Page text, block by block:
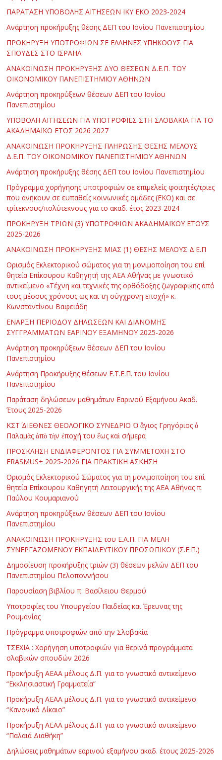
ΠΑΡΑΤΑΣΗ ΥΠΟΒΟΛΗΣ ΑΙΤΗΣΕΩΝ ΙΚΥ ΕΚΟ 2023-2024
Ανάρτηση προκήρυξης θέσης ΔΕΠ του Ιονίου Πανεπιστημίου
ΠΡΟΚΗΡΥΞΗ ΥΠΟΤΡΟΦΙΩΝ ΣΕ ΕΛΛΗΝΕΣ ΥΠΗΚΟΟΥΣ ΓΙΑ
ΣΠΟΥΔΕΣ ΣΤΟ ΙΣΡΑΗΛ
ΑΝΑΚΟΙΝΩΣΗ ΠΡΟΚΗΡΥΞΗΣ ΔΥΟ ΘΕΣΕΩΝ Δ.Ε.Π. ΤΟΥ
ΟΙΚΟΝΟΜΙΚΟΥ ΠΑΝΕΠΙΣΤΗΜΙΟΥ ΑΘΗΝΩΝ
Ανάρτηση προκηρύξεων θέσεων ΔΕΠ του Ιονίου
Πανεπιστημίου
ΥΠΟΒΟΛΗ ΑΙΤΗΣΕΩΝ ΓΙΑ ΥΠΟΤΡΟΦΙΕΣ ΣΤΗ ΣΛΟΒΑΚΙΑ ΓΙΑ ΤΟ
ΑΚΑΔΗΜΑΪΚΟ ΕΤΟΣ 2026 2027
ΑΝΑΚΟΙΝΩΣΗ ΠΡΟΚΗΡΥΞΗΣ ΠΛΗΡΩΣΗΣ ΘΕΣΗΣ ΜΕΛΟΥΣ
Δ.Ε.Π. ΤΟΥ ΟΙΚΟΝΟΜΙΚΟΥ ΠΑΝΕΠΙΣΤΗΜΙΟΥ ΑΘΗΝΩΝ
Ανάρτηση προκήρυξης θέσης ΔΕΠ του Ιονίου Πανεπιστημίου
Πρόγραμμα χορήγησης υποτροφιών σε επιμελείς φοιτητές/τριες
που ανήκουν σε ευπαθείς κοινωνικές ομάδες (ΕΚΟ) και σε
τρίτεκνους/πολύτεκνους για το ακαδ. έτος 2023-2024
ΠΡΟΚΗΡΥΞΗ ΤΡΙΩΝ (3) ΥΠΟΤΡΟΦΙΩΝ ΑΚΑΔΗΜΑΪΚΟΥ ΕΤΟΥΣ
2025-2026
ΑΝΑΚΟΙΝΩΣΗ ΠΡΟΚΗΡΥΞΗΣ ΜΙΑΣ (1) ΘΕΣΗΣ ΜΕΛΟΥΣ Δ.Ε.Π
Ορισμός Εκλεκτορικού σώματος για τη μονιμοποίηση του επί
θητεία Επίκουρου Καθηγητή της ΑΕΑ Αθήνας με γνωστικό
αντικείμενο «Τέχνη και τεχνικές της ορθόδοξης ζωγραφικής από
τους μέσους χρόνους ως και τη σύγχρονη εποχή» κ.
Κωνσταντίνου Βαφειάδη
ΕΝΑΡΞΗ ΠΕΡΙΟΔΟΥ ΔΗΛΩΣΕΩΝ ΚΑΙ ΔΙΑΝΟΜΗΣ
ΣΥΓΓΡΑΜΜΑΤΩΝ ΕΑΡΙΝΟΥ ΕΞΑΜΗΝΟΥ 2025-2026
Ανάρτηση προκηρύξεων θέσεων ΔΕΠ του Ιονίου
Πανεπιστημίου
Ανάρτηση Προκήρυξης θέσεων Ε.Τ.Ε.Π. του Ιονίου
Πανεπιστημίου
Παράταση δηλώσεων μαθημάτων Εαρινού Εξαμήνου Ακαδ.
Έτους 2025-2026
ΚΣΤ΄ ΔΙΕΘΝΕΣ ΘΕΟΛΟΓΙΚΟ ΣΥΝΕΔΡΙΟ Ὁ ἅγιος Γρηγόριος ὁ
Παλαμᾶς ἀπὸ τὴν ἐποχή του ἕως καὶ σήμερα
ΠΡΟΣΚΛΗΣΗ ΕΝΔΙΑΦΕΡΟΝΤΟΣ ΓΙΑ ΣΥΜΜΕΤΟΧΗ ΣΤΟ
ERASMUS+ 2025-2026 ΓΙΑ ΠΡΑΚΤΙΚΗ ΑΣΚΗΣΗ
Ορισμός Εκλεκτορικού Σώματος για τη μονιμοποίηση του επί
θητεία Επίκουρου Καθηγητή Λειτουργικής της ΑΕΑ Αθήνας π.
Παύλου Κουμαριανού
Ανάρτηση προκηρύξεων θέσεων ΔΕΠ του Ιονίου
Πανεπιστημίου
ΑΝΑΚΟΙΝΩΣΗ ΠΡΟΚΗΡΥΞΗΣ του Ε.Α.Π. ΓΙΑ ΜΕΛΗ
ΣΥΝΕΡΓΑΖΟΜΕΝΟΥ ΕΚΠΑΙΔΕΥΤΙΚΟΥ ΠΡΟΣΩΠΙΚΟΥ (Σ.Ε.Π.)
Δημοσίευση προκήρυξης τριών (3) θέσεων μελών ΔΕΠ του
Πανεπιστημίου Πελοποννήσου
Παρουσίαση βιβλίου π. Βασίλειου Θερμού
Υποτροφίες του Υπουργείου Παιδείας και Έρευνας της
Ρουμανίας
Πρόγραμμα υποτροφιών από την Σλοβακία
ΤΣΕΧΙΑ : Χορήγηση υποτροφιών για θερινά προγράμματα
σλαβικών σπουδών 2026
Προκήρυξη ΑΕΑΑ μέλους Δ.Π. για το γνωστικό αντικείμενο
“Εκκλησιαστική Γραμματεία”
Προκήρυξη ΑΕΑΑ μέλους Δ.Π. για το γνωστικό αντικείμενο
“Κανονικό Δίκαιο”
Προκήρυξη ΑΕΑΑ μέλους Δ.Π. για το γνωστικό αντικείμενο
“Παλαιά Διαθήκη”
Δηλώσεις μαθημάτων εαρινού εξαμήνου ακαδ. έτους 2025-2026